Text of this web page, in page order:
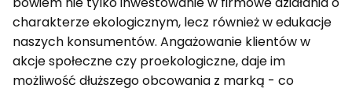
charakterze ekologicznym, lecz również w edukacje
naszych konsumentów. Angażowanie klientów w
akcje społeczne czy proekologiczne, daje im
możliwość dłuższego obcowania z marką - co